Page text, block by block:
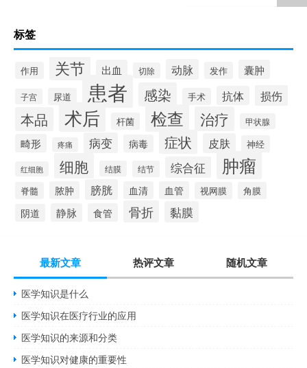
标签
作用 关节 出血 切除 动脉 发作 囊肿
子宫 尿道 患者 感染 手术 抗体 损伤
本品 术后 杆菌 检查 治疗 甲状腺
畸形 疼痛 病变 病毒 症状 皮肤 神经
红细胞 细胞 结膜 结节 综合征 肿瘤
脊髓 脓肿 膀胱 血清 血管 视网膜 角膜
阴道 静脉 食管 骨折 黏膜
最新文章 热评文章 随机文章
医学知识是什么
医学知识在医疗行业的应用
医学知识的来源和分类
医学知识对健康的重要性